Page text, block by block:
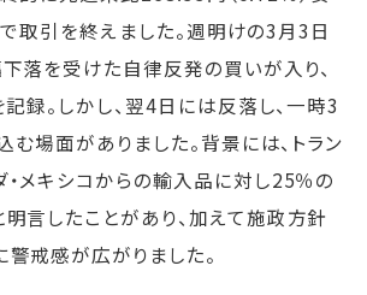
取引を終えました。週明けの3月3日
落を受けた自律反発の買いが入り、
録。しかし、翌4日には反落し、一時3
場面がありました。背景には、トラン
メキシコからの輸入品に対し25％の
言したことがあり、加えて施政方針
戒感が広がりました。